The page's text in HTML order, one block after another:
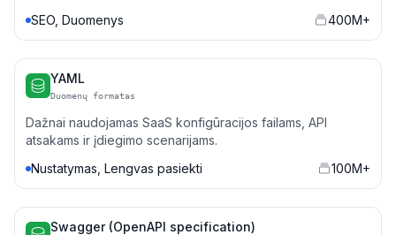
SEO, Duomenys
400M+
YAML
Duomenų formatas
Dažnai naudojamas SaaS konfigūracijos failams, API
atsakams ir įdiegimo scenarijams.
Nustatymas, Lengvas pasiekti
100M+
Swagger (OpenAPI specification)